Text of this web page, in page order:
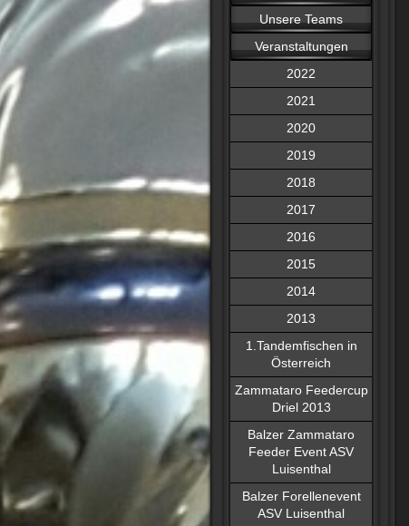
Unsere Teams
Veranstaltungen
2022
2021
2020
2019
2018
2017
2016
2015
2014
2013
1.Tandemfischen in
Österreich
Zammataro Feedercup
Driel 2013
Balzer Zammataro
Feeder Event ASV
Luisenthal
Balzer Forellenevent
ASV Luisenthal